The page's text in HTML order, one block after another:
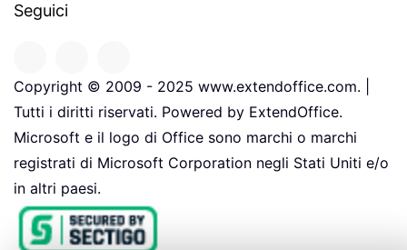
Seguici
Copyright © 2009 - 2025 www.extendoffice.com. |
Tutti i diritti riservati. Powered by ExtendOffice.
Microsoft e il logo di Office sono marchi o marchi
registrati di Microsoft Corporation negli Stati Uniti e/o
in altri paesi.